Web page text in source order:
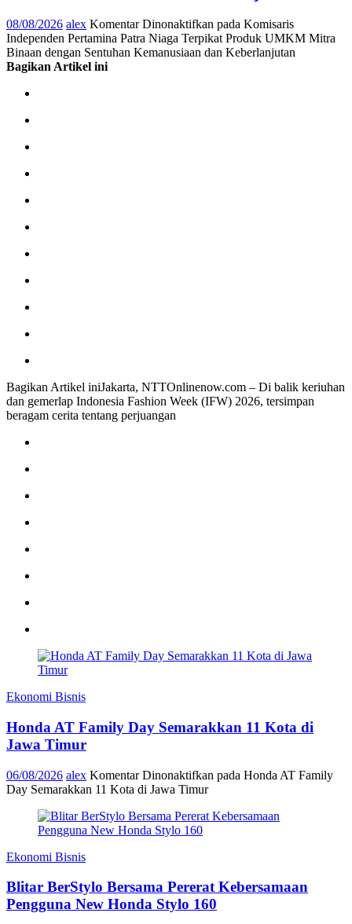
08/08/2026 alex Komentar Dinonaktifkan pada Komisaris
Independen Pertamina Patra Niaga Terpikat Produk UMKM Mitra
Binaan dengan Sentuhan Kemanusiaan dan Keberlanjutan
Bagikan Artikel ini
Bagikan Artikel iniJakarta, NTTOnlinenow.com – Di balik keriuhan
dan gemerlap Indonesia Fashion Week (IFW) 2026, tersimpan
beragam cerita tentang perjuangan
Ekonomi Bisnis
Honda AT Family Day Semarakkan 11 Kota di
Jawa Timur
06/08/2026 alex Komentar Dinonaktifkan pada Honda AT Family
Day Semarakkan 11 Kota di Jawa Timur
Ekonomi Bisnis
Blitar BerStylo Bersama Pererat Kebersamaan
Pengguna New Honda Stylo 160